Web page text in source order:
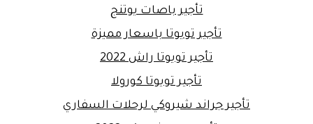
تأجير باصات يوتنج
تأجير تويوتا باسعار مميزة
تأجير تويوتا راش 2022
تأجير تويوتا كورولا
تأجير جراند شيروكي لرحلات السفاري